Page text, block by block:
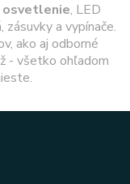
osvetlenie, LED
a vypínače.
ako aj odborné
- všetko ohľadom